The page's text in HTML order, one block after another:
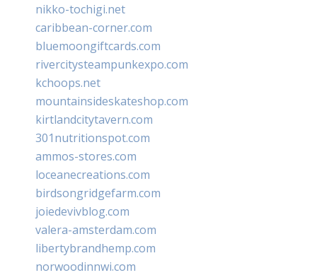
nikko-tochigi.net
caribbean-corner.com
bluemoongiftcards.com
rivercitysteampunkexpo.com
kchoops.net
mountainsideskateshop.com
kirtlandcitytavern.com
301nutritionspot.com
ammos-stores.com
loceanecreations.com
birdsongridgefarm.com
joiedevivblog.com
valera-amsterdam.com
libertybrandhemp.com
norwoodinnwi.com